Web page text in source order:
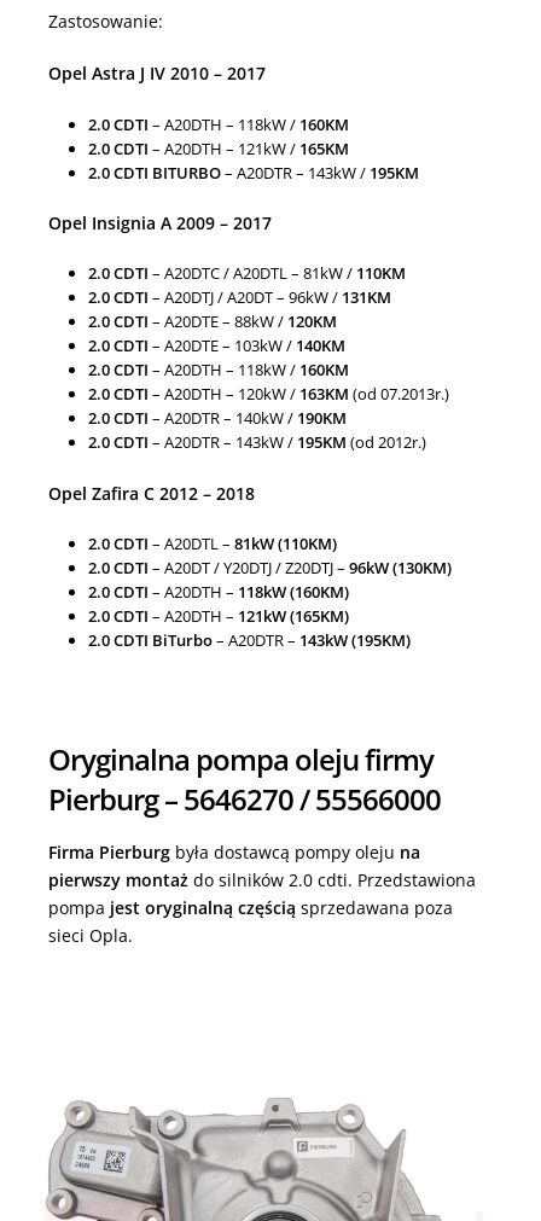
Zastosowanie:
Opel Astra J IV 2010 – 2017
2.0 CDTI – A20DTH – 118kW / 160KM
2.0 CDTI – A20DTH – 121kW / 165KM
2.0 CDTI BITURBO– A20DTR – 143kW / 195KM
Opel Insignia A 2009 – 2017
2.0 CDTI– A20DTC / A20DTL – 81kW / 110KM
2.0 CDTI– A20DTJ / A20DT – 96kW / 131KM
2.0 CDTI– A20DTE – 88kW / 120KM
2.0 CDTI– A20DTE – 103kW / 140KM
2.0 CDTI – A20DTH – 118kW / 160KM
2.0 CDTI – A20DTH – 120kW / 163KM (od 07.2013r.)
2.0 CDTI– A20DTR – 140kW / 190KM
2.0 CDTI– A20DTR – 143kW / 195KM (od 2012r.)
Opel Zafira C 2012 – 2018
2.0 CDTI – A20DTL –81kW (110KM)
2.0 CDTI – A20DT / Y20DTJ / Z20DTJ – 96kW (130KM)
2.0 CDTI – A20DTH – 118kW (160KM)
2.0 CDTI – A20DTH – 121kW (165KM)
2.0 CDTI BiTurbo– A20DTR – 143kW (195KM)
Oryginalna pompa oleju firmy
Pierburg – 5646270 / 55566000
Firma Pierburg była dostawcą pompy oleju na
pierwszy montaż do silników 2.0 cdti. Przedstawiona
pompa jest oryginalną częścią sprzedawana poza
sieci Opla.